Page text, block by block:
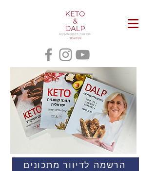
הרשמה לדיוור מתכונים